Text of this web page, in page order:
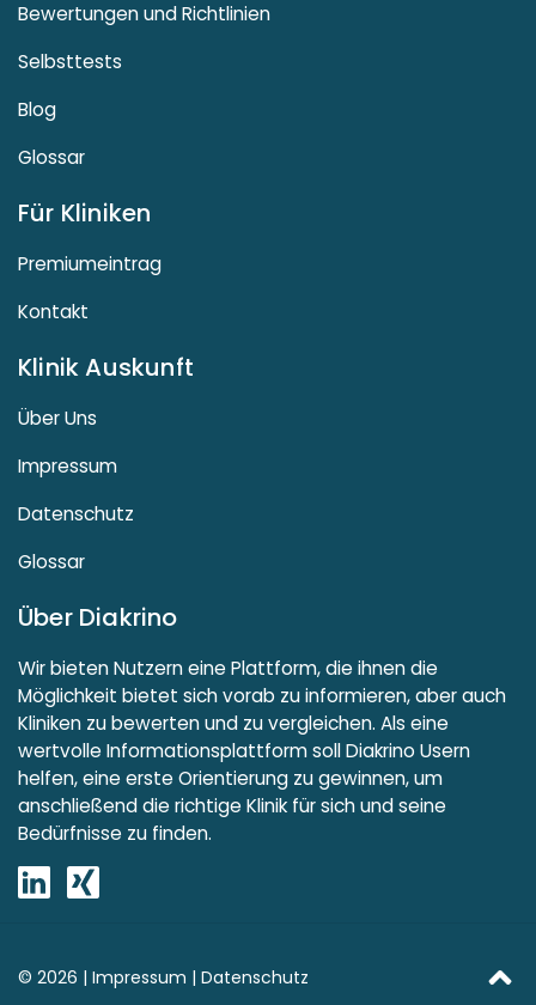
Bewertungen und Richtlinien
Selbsttests
Blog
Glossar
Für Kliniken
Premiumeintrag
Kontakt
Klinik Auskunft
Über Uns
Impressum
Datenschutz
Glossar
Über Diakrino
Wir bieten Nutzern eine Plattform, die ihnen die
Möglichkeit bietet sich vorab zu informieren, aber auch
Kliniken zu bewerten und zu vergleichen. Als eine
wertvolle Informationsplattform soll Diakrino Usern
helfen, eine erste Orientierung zu gewinnen, um
anschließend die richtige Klinik für sich und seine
Bedürfnisse zu finden.
© 2026 | Impressum | Datenschutz